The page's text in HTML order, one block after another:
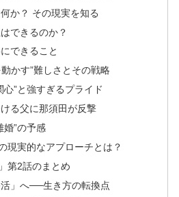
か？ その現実を知る
できるのか？
できること
かす”難しさとその戦略
心”と強すぎるプライド
る父に那須田が反撃
婚”の予感
現実的なアプローチとは？
第2話のまとめ
活」へ──生き方の転換点